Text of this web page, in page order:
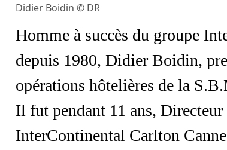
Didier Boidin © DR
Homme à succès du groupe
depuis 1980, Didier Boidin,
opérations hôtelières de la
Il fut pendant 11 ans, Directeur
InterContinental Carlton